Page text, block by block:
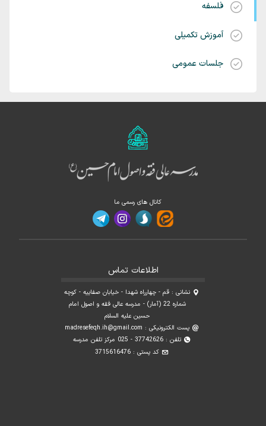
فلسفه
آموزش تکمیلی
جلسات عمومی
کانال های رسمی ما
اطلاعات تماس
نشانی : قم - چهارراه شهدا - خیابان صفاییه - کوچه
شماره 22 (آمار) - مدرسه عالی فقه و اصول امام
حسین علیه السلام
پست الکترونیکی : madresefeqh.ih@gmail.com
تلفن : 37742626 - 025 مرکز تلفن مدرسه
کد پستی : 3715616476